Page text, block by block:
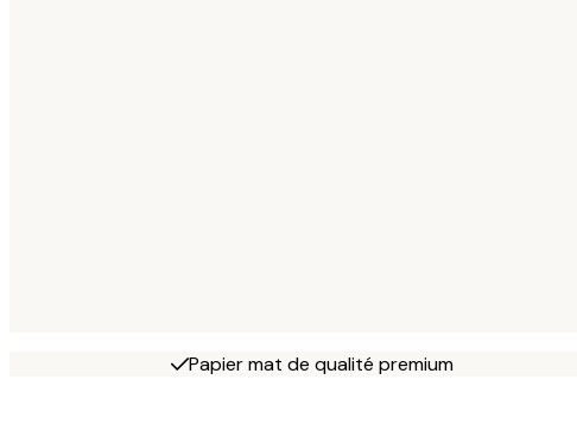
Papier mat de qualité premium